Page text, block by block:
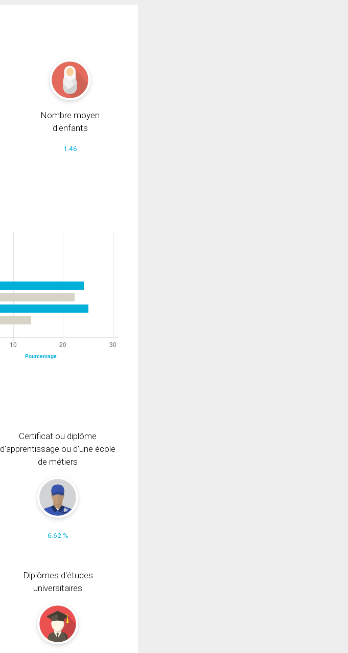
Nombre moyen
d'enfants
1.46
Certificat ou diplôme
d'apprentissage ou d'une école
de métiers
6.62 %
Diplômes d'études
universitaires